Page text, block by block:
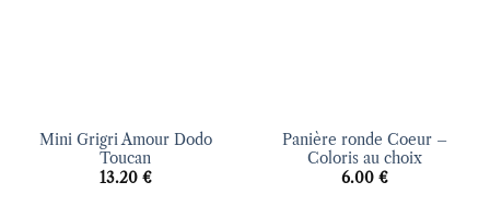
Mini Grigri Amour Dodo
Toucan
13.20 €
Panière ronde Coeur –
Coloris au choix
6.00 €